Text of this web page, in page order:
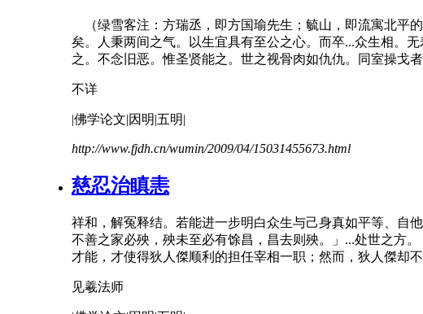
（绿雪客注：方瑞丞，即方国瑜先生；毓山，即流寓北
矣。人秉两间之气。以生宜具有至公之心。而卒...众生相。
之。 不念旧恶。惟圣贤能之。世之视骨肉如仇仇。同室操戈
不详
|佛学论文|因明|五明|
http://www.fjdh.cn/wumin/2009/04/15031455673.html
慈忍治瞋恚
祥和，解冤释结。若能进一步明白众生与己身真如平等、自
不善之家必殃，殃未至必有馀昌，昌去则殃。」...处世之
才能，才使得狄人傑顺利的担任宰相一职；然而，狄人傑却不
见羲法师